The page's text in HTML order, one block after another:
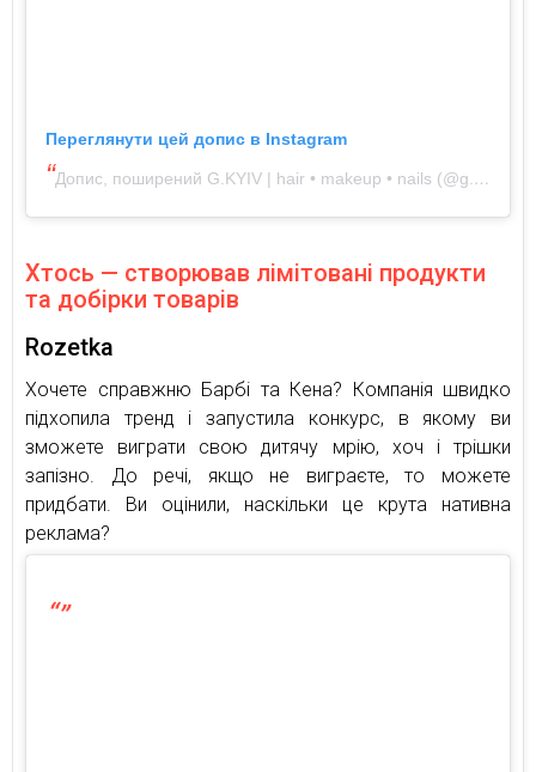
Переглянути цей допис в Instagram
Допис, поширений G.KYIV | hair • makeup • nails (@g.bar.kiev)
Хтось — створював лімітовані продукти
та добірки товарів
Rozetka
Хочете справжню Барбі та Кена? Компанія швидко
підхопила тренд і запустила конкурс, в якому ви
зможете виграти свою дитячу мрію, хоч і трішки
запізно. До речі, якщо не виграєте, то можете
придбати. Ви оцінили, наскільки це крута нативна
реклама?